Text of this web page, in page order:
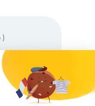
)
est de